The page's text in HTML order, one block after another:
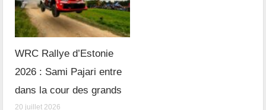
WRC Rallye d’Estonie
2026 : Sami Pajari entre
dans la cour des grands
20 juillet 2026